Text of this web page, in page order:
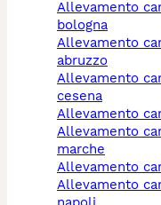
allevamento cani imola
bologna
allevamento cani
abruzzo
allevamento cani forlì-
cesena
allevamento
allevamento cani
marche
allevamento
allevamento cani